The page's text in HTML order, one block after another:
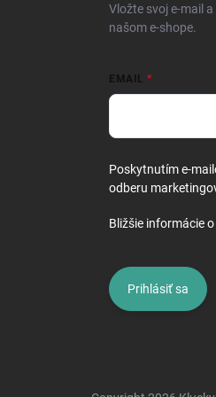
Vložte svoj e-mail
našom e-shope.
EMAIL
Poskytnutím e-
odberu
Bližšie informácie
Prihlásiť sa